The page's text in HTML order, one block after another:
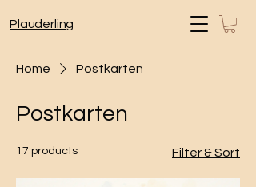
Plauderling
Home Postkarten
Postkarten
17 products Filter & Sort